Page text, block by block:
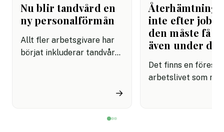
Nu blir tandvård en
ny personalförmån
Allt fler arbetsgivare har
börjat inkluderar tandvård i
miljon svenskar uppger att
→
Återhämtning
inte efter
den måste få
även under
Det finns en
arbetslivet som